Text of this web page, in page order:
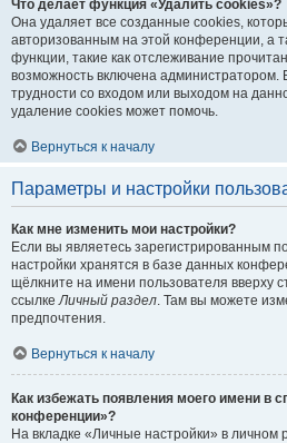
Что делает функция «Удалить cookies»?
Она удаляет все созданные cookies,
авторизованным на этой конференции, а
функции, такие как отслеживание
возможность включена администратором.
трудности со входом или выходом на
удаление cookies может помочь.
Вернуться к началу
Параметры и настройки
Как мне изменить мои настройки?
Если вы являетесь зарегистрированным
настройки хранятся в базе данных
щёлкните на имени пользователя вверху
ссылкеЛичный раздел. Там вы можете
предпочтения.
Вернуться к началу
Как избежать появления моего имени в
конференции»?
На вкладке «Личные настройки» в